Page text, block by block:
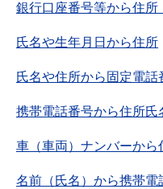
銀行口座番号等から住所
氏名や生年月日から住所
氏名や住所から固定電話
携帯電話番号から住所氏
車（車両）ナンバーから
名前（氏名）から携帯電